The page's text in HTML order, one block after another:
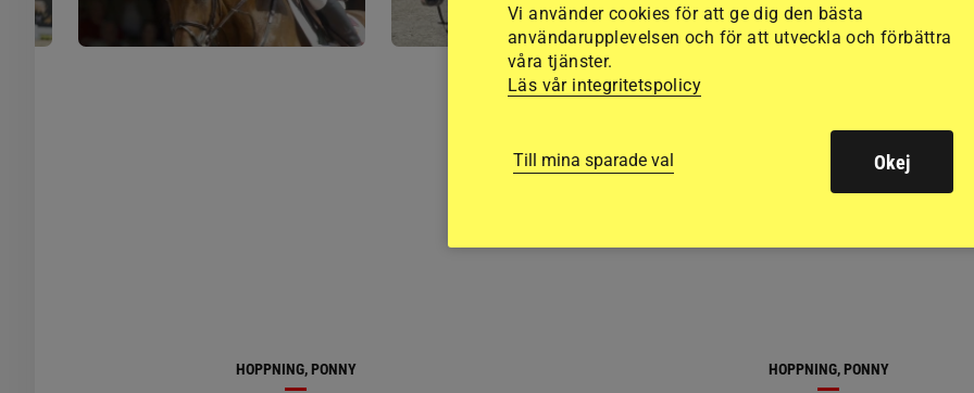
RELATERAD LÄSNING
HOPPNING, PONNY HOPPNING, PONNY
Vi använder cookies för att ge dig den bästa
användarupplevelsen och för att utveckla och förbättra
våra tjänster.
Läs vår integritetspolicy
Till mina sparade val Okej